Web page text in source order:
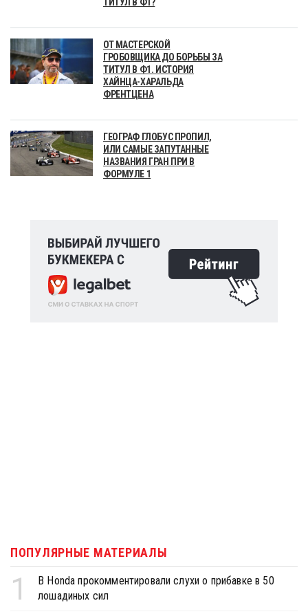
ОТ МАСТЕРСКОЙ
ГРОБОВЩИКА ДО БОРЬБЫ ЗА
ТИТУЛ В Ф1. ИСТОРИЯ
ХАЙНЦА-ХАРАЛЬДА
ФРЕНТЦЕНА
ГЕОГРАФ ГЛОБУС ПРОПИЛ,
ИЛИ САМЫЕ ЗАПУТАННЫЕ
НАЗВАНИЯ ГРАН ПРИ В
ФОРМУЛЕ 1
ПОПУЛЯРНЫЕ МАТЕРИАЛЫ
1
В Honda прокомментировали слухи о прибавке в 50
лошадиных сил